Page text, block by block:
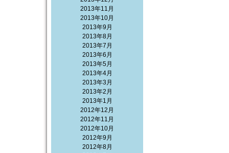
2013年11月
2013年10月
2013年9月
2013年8月
2013年7月
2013年6月
2013年5月
2013年4月
2013年3月
2013年2月
2013年1月
2012年12月
2012年11月
2012年10月
2012年9月
2012年8月